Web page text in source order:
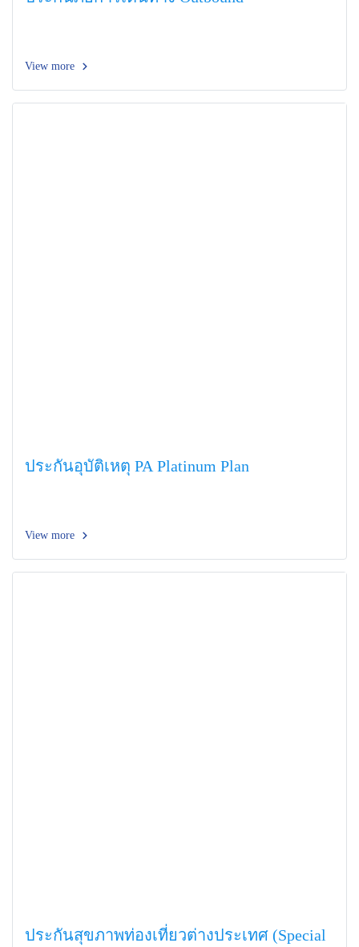
View more
ประกันอุบัติเหตุ PA Platinum Plan
View more
ประกันสุขภาพท่องเที่ยวต่างประเทศ (Special